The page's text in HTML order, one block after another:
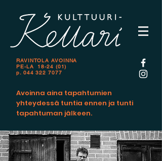
RAVINTOLA AVOINNA
PE-LA 18-24 (01)
p. 044 322 7077
Avoinna aina tapahtumien
yhteydessä tuntia ennen ja tunti
tapahtuman jälkeen.